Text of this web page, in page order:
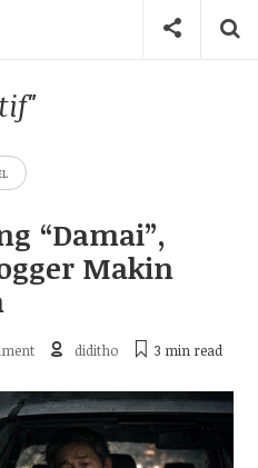
“Damai”,
Makin
diditho 3 min read